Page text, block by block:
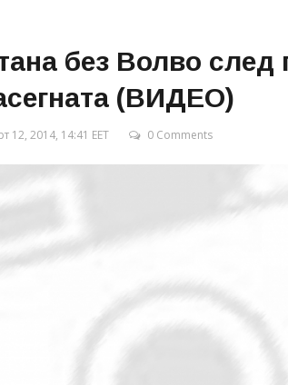
без Волво
(ВИДЕО)
12, 2014, 14:41 EET 0 Comments